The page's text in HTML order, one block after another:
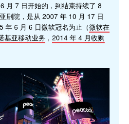
月 7 日开始的，到结束持续了 8
剧院，是从 2007 年 10 月 17 日
年 6 月 6 日微软冠名为止（微软在
基亚移动业务 ， 2014 年 4 月收购